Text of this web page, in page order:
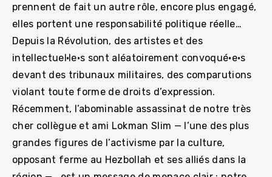
prennent de fait un autre rôle, encore plus engagé,
elles portent une responsabilité politique réelle…
Depuis la Révolution, des artistes et des
intellectuel·le·s sont aléatoirement convoqué·e·s
devant des tribunaux militaires, des comparutions
violant toute forme de droits d’expression.
Récemment, l’abominable assassinat de notre très
cher collègue et ami Lokman Slim — l’une des plus
grandes figures de l’activisme par la culture,
opposant ferme au Hezbollah et ses alliés dans la